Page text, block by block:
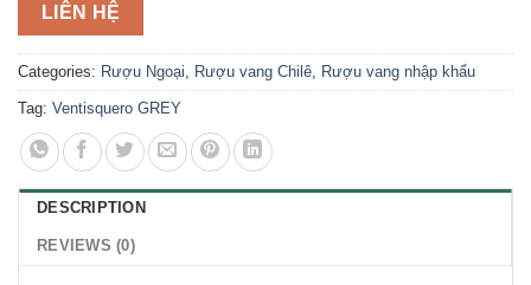
LIÊN HỆ
Categories: Rượu Ngoại, Rượu vang Chilê, Rượu vang nhập khẩu
Tag: Ventisquero GREY
DESCRIPTION
REVIEWS (0)